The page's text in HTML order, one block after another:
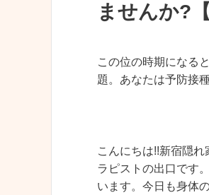
ませんか?
この位の時期になる
題。あなたは予防接
こんにちは!!新宿隠
ラピストの出口です
います。今日も身体